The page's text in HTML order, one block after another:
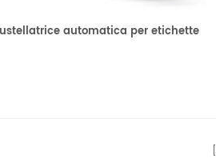
automatica per etichette